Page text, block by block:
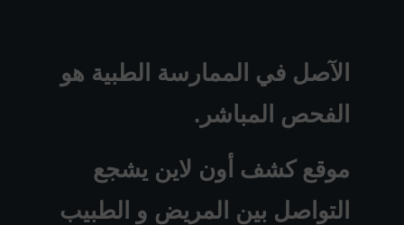
الآصل في الممارسة الطبية هو
الفحص المباشر.
موقع كشف أون لاين يشجع
التواصل بين المريض و الطبيب